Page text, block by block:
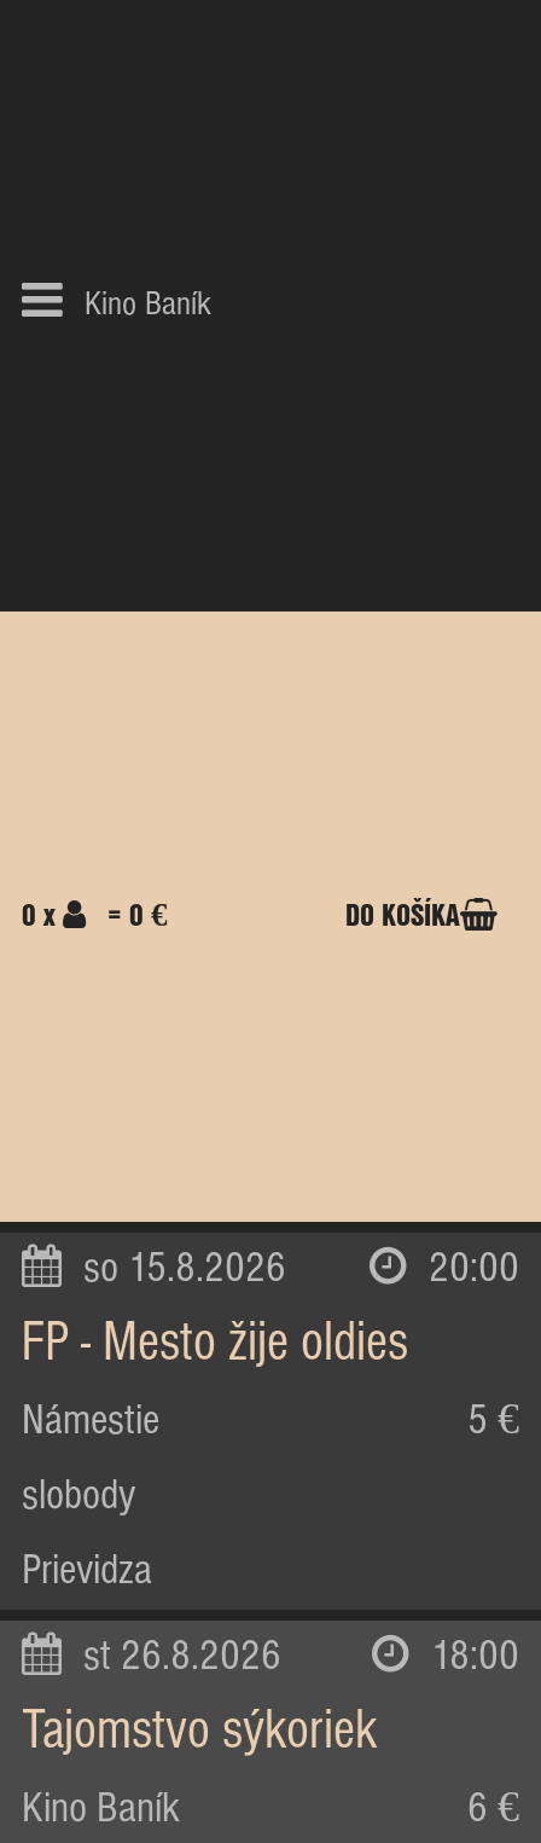
Kino Baník
0 x = 0 € DO KOŠÍKA
so 15.8.2026 20:00
FP - Mesto žije oldies
Námestie
slobody
Prievidza
5 €
st 26.8.2026 18:00
Tajomstvo sýkoriek
Kino Baník 6 €